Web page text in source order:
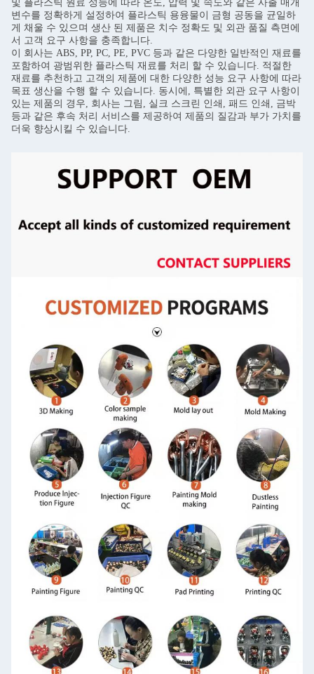
및 플라스틱 원료 성능에 따라 온도, 압력 및 속도와 같은 사출 매개
변수를 정확하게 설정하여 플라스틱 용융물이 금형 공동을 균일하
게 채울 수 있으며 생산 된 제품은 치수 정확도 및 외관 품질 측면에
서 고객 요구 사항을 충족합니다.
이 회사는 ABS, PP, PC, PE, PVC 등과 같은 다양한 일반적인 재료를
포함하여 광범위한 플라스틱 재료를 처리 할 수 ​​있습니다. 적절한
재료를 추천하고 고객의 제품에 대한 다양한 성능 요구 사항에 따라
목표 생산을 수행 할 수 있습니다. 동시에, 특별한 외관 요구 사항이
있는 제품의 경우, 회사는 그림, 실크 스크린 인쇄, 패드 인쇄, 금박
등과 같은 후속 처리 서비스를 제공하여 제품의 질감과 부가 가치를
더욱 향상시킬 수 있습니다.